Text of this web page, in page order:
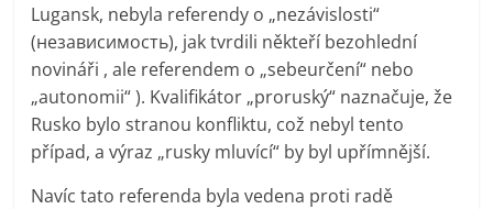
Lugansk, nebyla referendy o „nezávislosti“
(независимость), jak tvrdili někteří bezohlední
novináři , ale referendem o „sebeurčení“ nebo
„autonomii“ ). Kvalifikátor „proruský“ naznačuje, že
Rusko bylo stranou konfliktu, což nebyl tento
případ, a výraz „rusky mluvící“ by byl upřímnější.
Navíc tato referenda byla vedena proti radě